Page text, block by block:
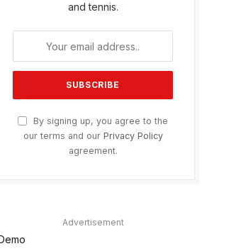
and tennis.
By signing up, you agree to the
our terms and our Privacy Policy
agreement.
Advertisement